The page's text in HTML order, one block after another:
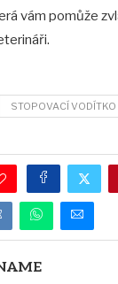
vám pomůže
STOPOVACÍ VODÍTKO